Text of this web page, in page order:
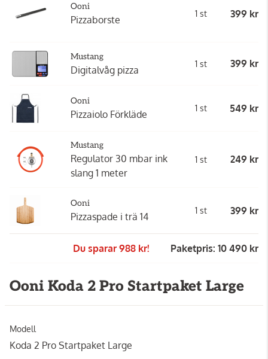
Ooni
Pizzaborste
1 st 399 kr
Mustang
Digitalvåg pizza
1 st 399 kr
Ooni
Pizzaiolo Förkläde
1 st 549 kr
Mustang
Regulator 30 mbar ink
slang 1 meter
1 st 249 kr
Ooni
Pizzaspade i trä 14
1 st 399 kr
Du sparar 988 kr! Paketpris: 10 490 kr
Ooni Koda 2 Pro Startpaket Large
Modell
Koda 2 Pro Startpaket Large